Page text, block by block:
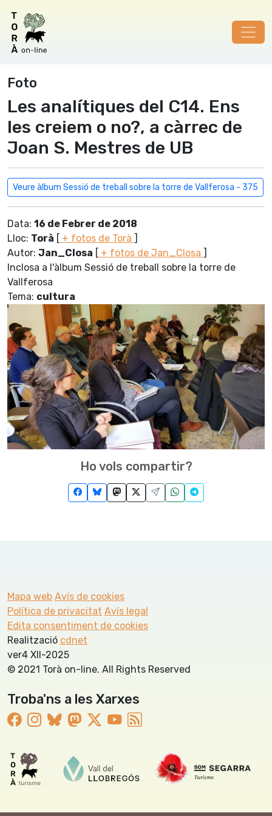
Foto
Les analítiques del C14. Ens
les creiem o no?, a càrrec de
Joan S. Mestres de UB
Veure àlbum Sessió de treball sobre la torre de Vallferosa - 375
Data: 16 de Febrer de 2018
Lloc: Torà [ + fotos de Torà ]
Autor: Jan_Closa [ + fotos de Jan_Closa ]
Inclosa a l'àlbum Sessió de treball sobre la torre de
Vallferosa
Tema: cultura
Ho vols compartir?
Mapa web Avís de cookies
Política de privacitat Avís legal
Edita consentiment de cookies
Realització cdnet
ver4 XII-2025
© 2021 Torà on-line. All Rights Reserved
Troba'ns a les Xarxes